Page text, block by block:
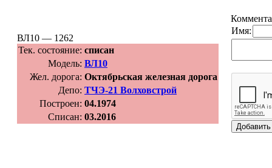
ВЛ10 — 1262
Тек. состояние: списан
Модель: ВЛ10
Жел. дорога: Октябрьская железная дорога
Депо: ТЧЭ-21 Волховстрой
Построен: 04.1974
Списан: 03.2016
Имя: